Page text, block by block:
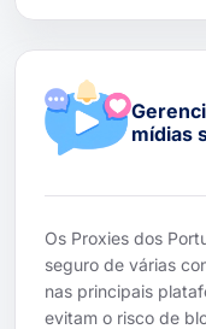
mídias
Os Proxies dos
seguro de várias
nas principais
evitam o risco de